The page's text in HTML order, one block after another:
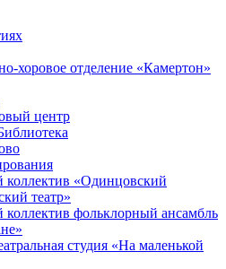
хоровое отделение «Камертон»
центр
«Одинцовский
театр»
фольклорный ансамбль
студия «На маленькой